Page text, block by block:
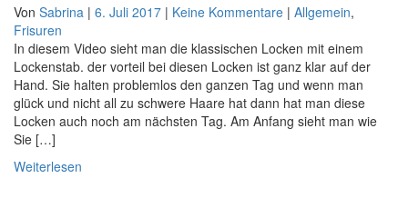
Von Sabrina | 6. Juli 2017 | Keine Kommentare | Allgemein,
Frisuren
In diesem Video sieht man die klassischen Locken mit einem
Lockenstab. der vorteil bei diesen Locken ist ganz klar auf der
Hand. Sie halten problemlos den ganzen Tag und wenn man
glück und nicht all zu schwere Haare hat dann hat man diese
Locken auch noch am nächsten Tag. Am Anfang sieht man wie
Sie […]
Weiterlesen